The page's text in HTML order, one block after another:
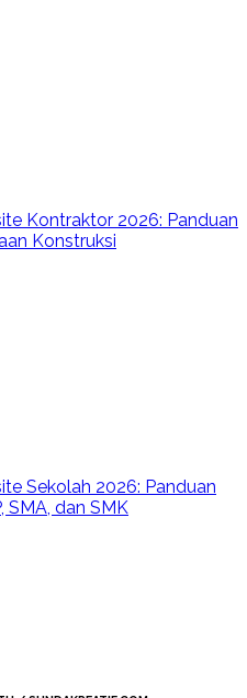
Kontraktor 2026: Panduan
Konstruksi
Sekolah 2026: Panduan
SMA, dan SMK